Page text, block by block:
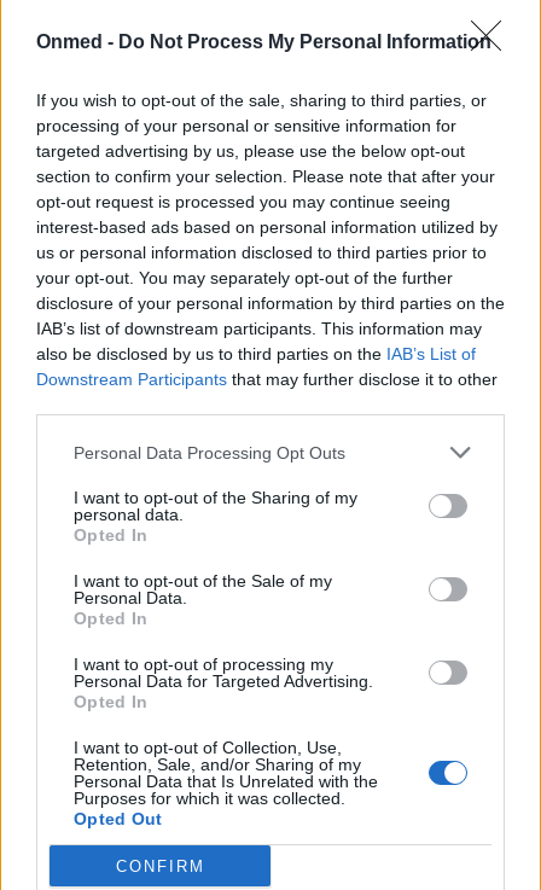
Onmed - Do Not Process My Personal Information
If you wish to opt-out of the sale, sharing to third parties, or
processing of your personal or sensitive information for
targeted advertising by us, please use the below opt-out
section to confirm your selection. Please note that after your
opt-out request is processed you may continue seeing
interest-based ads based on personal information utilized by
us or personal information disclosed to third parties prior to
your opt-out. You may separately opt-out of the further
disclosure of your personal information by third parties on the
IAB’s list of downstream participants. This information may
also be disclosed by us to third parties on the IAB’s List of
Downstream Participants that may further disclose it to other
Personal Data Processing Opt Outs
I want to opt-out of the Sharing of my
personal data.
Opted In
I want to opt-out of the Sale of my
Personal Data.
Opted In
I want to opt-out of processing my
Personal Data for Targeted Advertising.
Opted In
I want to opt-out of Collection, Use,
Retention, Sale, and/or Sharing of my
Personal Data that Is Unrelated with the
Purposes for which it was collected.
Opted Out
CONFIRM
Τα 5 είδη τσαγιού που καίνε το λίπος
Σκεφτείτε πως το σώμα σας είναι μια κατσαρόλα
επάνω στο μάτι της κουζίνας και το νερό μέσα σε
αυτήν είναι…
του (εικόνες)
ιδιότητες, από τις οποίες μπορούμε να επωφεληθούμε
βάζοντάς το στην…